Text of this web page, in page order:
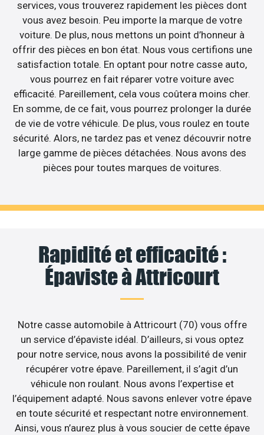
services, vous trouverez rapidement les pièces dont
vous avez besoin. Peu importe la marque de votre
voiture. De plus, nous mettons un point d’honneur à
offrir des pièces en bon état. Nous vous certifions une
satisfaction totale. En optant pour notre casse auto,
vous pourrez en fait réparer votre voiture avec
efficacité. Pareillement, cela vous coûtera moins cher.
En somme, de ce fait, vous pourrez prolonger la durée
de vie de votre véhicule. De plus, vous roulez en toute
sécurité. Alors, ne tardez pas et venez découvrir notre
large gamme de pièces détachées. Nous avons des
pièces pour toutes marques de voitures.
Rapidité et efficacité :
Épaviste à Attricourt
Notre casse automobile à Attricourt (70) vous offre
un service d’épaviste idéal. D’ailleurs, si vous optez
pour notre service, nous avons la possibilité de venir
récupérer votre épave. Pareillement, il s’agit d’un
véhicule non roulant. Nous avons l’expertise et
l’équipement adapté. Nous savons enlever votre épave
en toute sécurité et respectant notre environnement.
Ainsi, vous n’aurez plus à vous soucier de cette épave